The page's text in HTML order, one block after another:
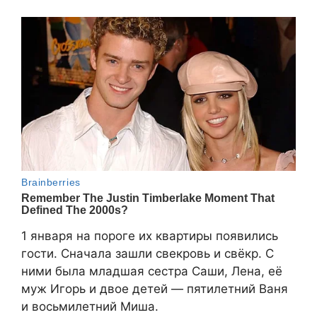
1 января на пороге их квартиры появились
гости. Сначала зашли свекровь и свëкр. С
ними была младшая сестра Саши, Лена, её
муж Игорь и двое детей — пятилетний Ваня
и восьмилетний Миша.